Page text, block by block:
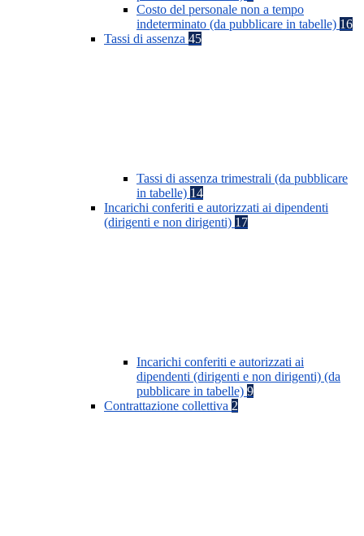
Costo del personale non a tempo
indeterminato (da pubblicare in tabelle) 16
Tassi di assenza 45
Tassi di assenza trimestrali (da pubblicare
in tabelle) 14
Incarichi conferiti e autorizzati ai dipendenti
(dirigenti e non dirigenti) 17
Incarichi conferiti e autorizzati ai
dipendenti (dirigenti e non dirigenti) (da
pubblicare in tabelle) 9
Contrattazione collettiva 2